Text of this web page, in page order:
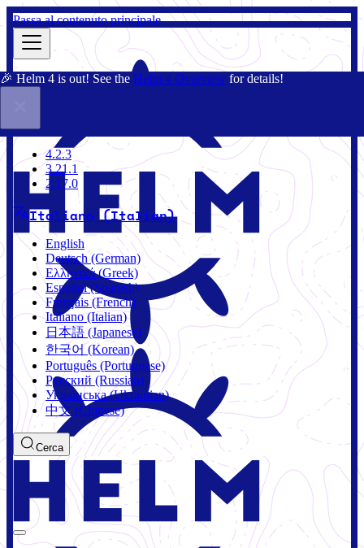
Passa al contenuto principale
🎉 Helm 4 is out! See the Helm 4 Overview for details!
2.17.0
4.2.3
3.21.1
2.17.0
Italiano (Italian)
English
Deutsch (German)
Ελληνικά (Greek)
Español (Spanish)
Français (French)
Italiano (Italian)
日本語 (Japanese)
한국어 (Korean)
Português (Portuguese)
Русский (Russian)
Українська (Ukrainian)
中文 (Chinese)
Cerca